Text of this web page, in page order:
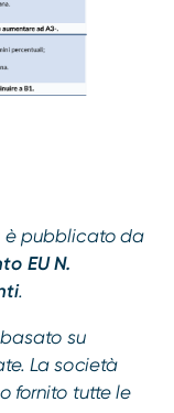
è pubblicato da
EU N.
.
su
La società
fornito tutte le